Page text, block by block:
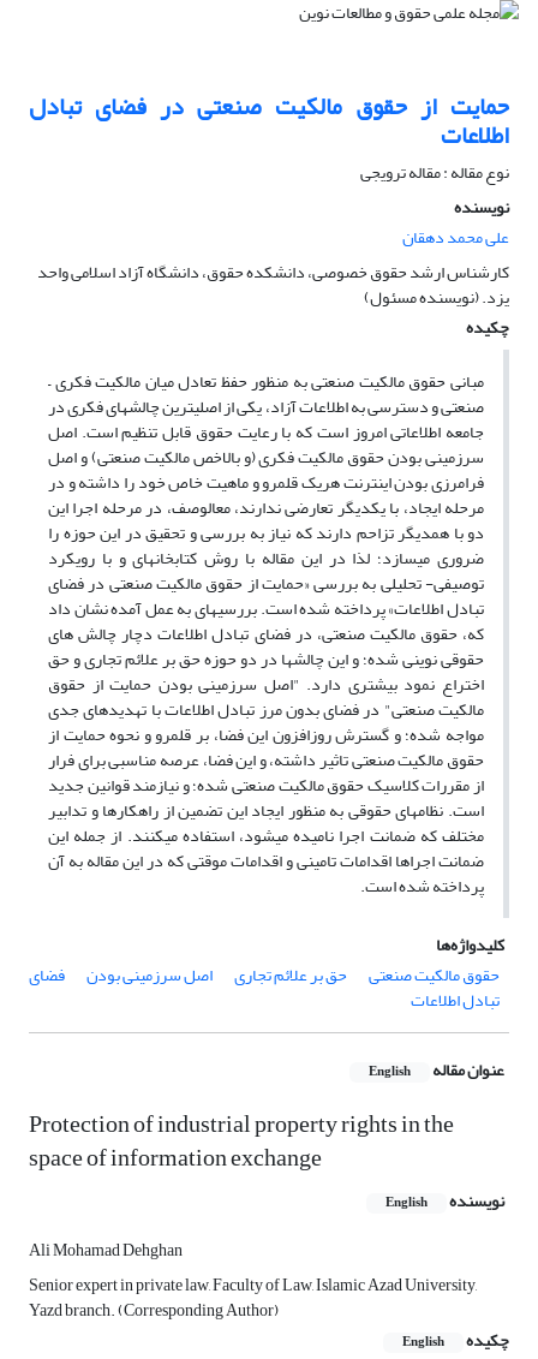
حمایت از حقوق مالکیت صنعتی در فضای تبادل
اطلاعات
نوع مقاله : مقاله ترویجی
نویسنده
علی محمد دهقان
کارشناس ارشد حقوق خصوصی، دانشکده حقوق، دانشگاه آزاد اسلامی واحد
یزد. (نویسنده مسئول)
چکیده
مبانی حقوق مالکیت صنعتی به منظور حفظ تعادل میان مالکیت فکری –
صنعتی و دسترسی به اطلاعات آزاد، یکی از اصلیترین چالشهای فکری در
جامعه اطلاعاتی امروز است که با رعایت حقوق قابل تنظیم است. اصل
سرزمینی بودن حقوق مالکیت فکری (و بالاخص مالکیت صنعتی) و اصل
فرامرزی بودن اینترنت هریک قلمرو و ماهیت خاص خود را داشته و در
مرحله ایجاد، با یکدیگر تعارضی ندارند، معالوصف، در مرحله اجرا این
دو با همدیگر تزاحم دارند که نیاز به بررسی و تحقیق در این حوزه را
ضروری میسازد؛ لذا در این مقاله با روش کتابخانهای و با رویکرد
توصیفی- تحلیلی به بررسی «حمایت از حقوق مالکیت صنعتی در فضای
تبادل اطلاعات» پرداخته شده است. بررسیهای به عمل آمده نشان داد
که، حقوق مالکیت صنعتی، در فضای تبادل اطلاعات دچار چالش های
حقوقی نوینی شده؛ و این چالشها در دو حوزه حق بر علائم تجاری و حق
اختراع نمود بیشتری دارد. "اصل سرزمینی بودن حمایت از حقوق
مالکیت صنعتی" در فضای بدون مرز تبادل اطلاعات با تهدیدهای جدی
مواجه شده؛ و گسترش روزافزون این فضا، بر قلمرو و نحوه حمایت از
حقوق مالکیت صنعتی تاثیر داشته، و این فضا، عرصه مناسبی برای فرار
از مقررات کلاسیک حقوق مالکیت صنعتی شده؛ و نیازمند قوانین جدید
است. نظامهای حقوقی به منظور ایجاد این تضمین از راهکارها و تدابیر
مختلف که ضمانت اجرا نامیده میشود، استفاده میکنند. از جمله این
ضمانت اجراها اقدامات تامینی و اقدامات موقتی که در این مقاله به آن
پرداخته شده است.
کلیدواژه‌ها
حقوق مالکیت صنعتی
حق بر علائم تجاری اصل سرزمینی بودن فضای
تبادل اطلاعات
عنوان مقاله English
Protection of industrial property rights in the
space of information exchange
نویسنده English
Ali Mohamad Dehghan
Senior expert in private law, Faculty of Law, Islamic Azad University,
Yazd branch. (Corresponding Author)
چکیده
English